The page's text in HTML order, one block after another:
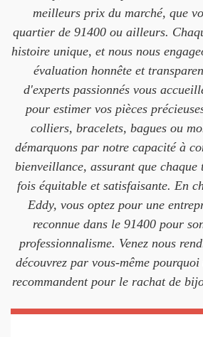
meilleurs prix du marché, que
quartier de 91400 ou ailleurs.
histoire unique, et nous nous
évaluation honnête et
d'experts passionnés vous
pour estimer vos pièces
colliers, bracelets, bagues ou
démarquons par notre capacité à
bienveillance, assurant que
fois équitable et satisfaisante. En
Eddy, vous optez pour une
reconnue dans le 91400 pour
professionnalisme. Venez nous
découvrez par vous-même
recommandent pour le rachat de